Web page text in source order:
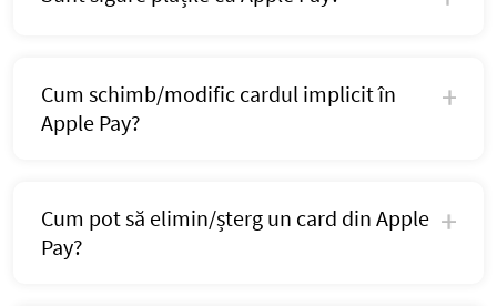
Cum schimb/modific cardul implicit în
Apple Pay?
Cum pot să elimin/șterg un card din Apple
Pay?